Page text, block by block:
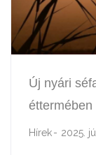
Új nyári
éttermében
Hírek 2025.